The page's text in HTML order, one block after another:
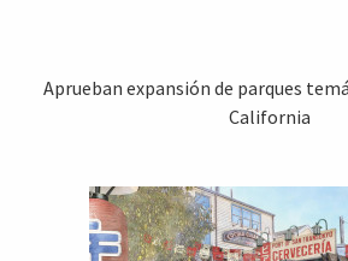
Aprueban expansión de parques
California